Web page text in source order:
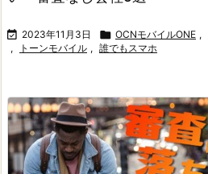
 2023年11月3日  OCNモバイルONE ,
,
トーンモバイル , 誰でもスマホ